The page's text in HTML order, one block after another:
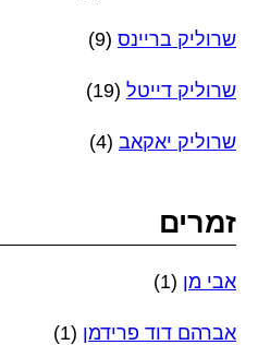
שרוליק בריינס (9)
שרוליק דייטל (19)
שרוליק יאקאב (4)
זמרים
אבי מן (1)
אברהם דוד פרידמן (1)